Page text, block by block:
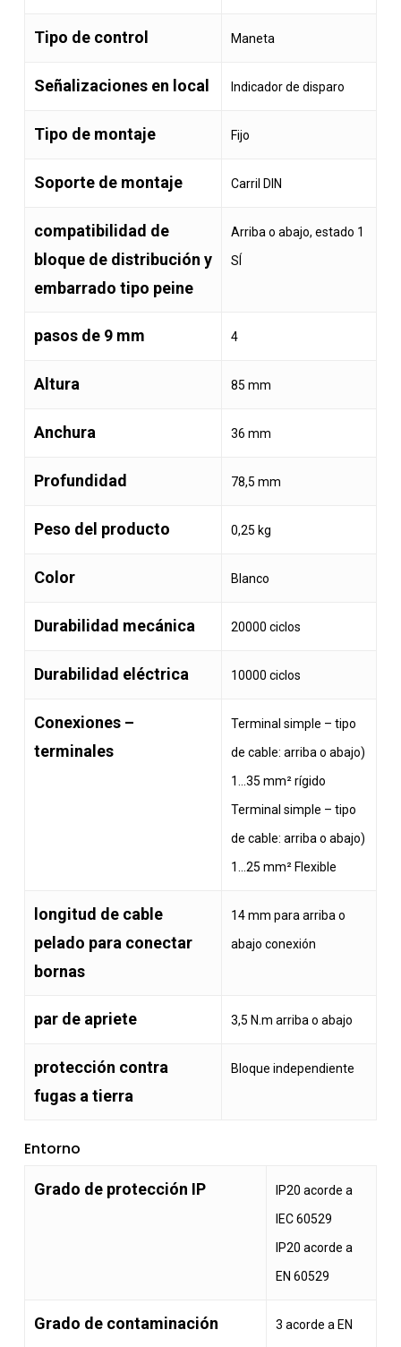
Tipo de control Maneta
Señalizaciones en local Indicador de disparo
Tipo de montaje Fijo
Soporte de montaje Carril DIN
compatibilidad de
bloque de distribución y
embarrado tipo peine
Arriba o abajo, estado 1
SÍ
pasos de 9 mm 4
Altura 85 mm
Anchura 36 mm
Profundidad 78,5 mm
Peso del producto 0,25 kg
Color Blanco
Durabilidad mecánica 20000 ciclos
Durabilidad eléctrica 10000 ciclos
Conexiones –
terminales
Terminal simple – tipo
de cable: arriba o abajo)
1…35 mm² rígido
Terminal simple – tipo
de cable: arriba o abajo)
1…25 mm² Flexible
longitud de cable
pelado para conectar
bornas
14 mm para arriba o
abajo conexión
par de apriete 3,5 N.m arriba o abajo
protección contra
fugas a tierra
Bloque independiente
Entorno
Grado de protección IP
IP20 acorde a
IEC 60529
IP20 acorde a
EN 60529
Grado de contaminación
3 acorde a EN